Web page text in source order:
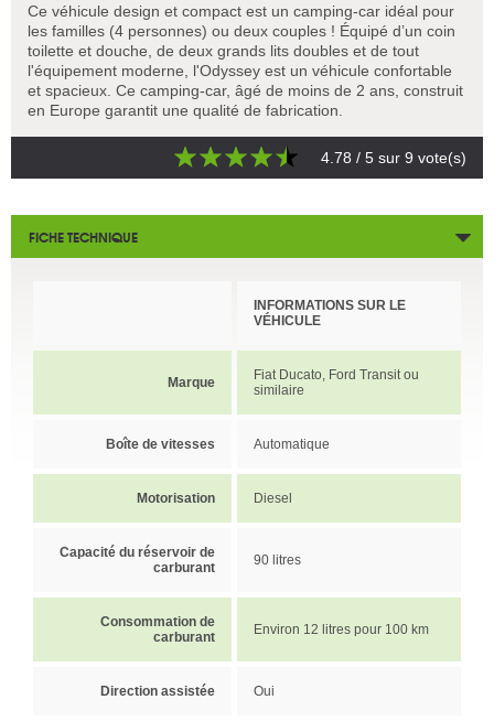
Ce véhicule design et compact est un camping-car idéal pour
les familles (4 personnes) ou deux couples ! Équipé d’un coin
toilette et douche, de deux grands lits doubles et de tout
l'équipement moderne, l'Odyssey est un véhicule confortable
et spacieux. Ce camping-car, âgé de moins de 2 ans, construit
en Europe garantit une qualité de fabrication.
4.78 / 5 sur 9 vote(s)
FICHE TECHNIQUE
INFORMATIONS SUR LE
VÉHICULE
Marque
Fiat Ducato, Ford Transit ou
similaire
Boîte de vitesses Automatique
Motorisation Diesel
Capacité du réservoir de
carburant
90 litres
Consommation de
carburant
Environ 12 litres pour 100 km
Direction assistée Oui